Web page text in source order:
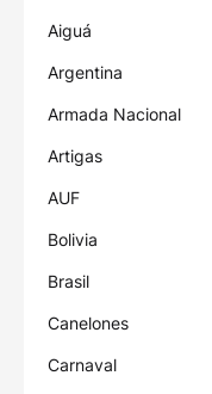
Aiguá
Argentina
Armada Nacional
Artigas
AUF
Bolivia
Brasil
Canelones
Carnaval